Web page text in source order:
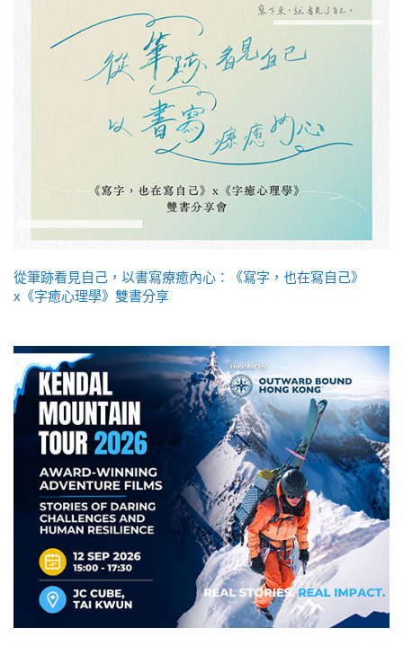
從筆跡看見自己，以書寫療癒內心：《寫字，也在寫自己》
x《字癒心理學》雙書分享